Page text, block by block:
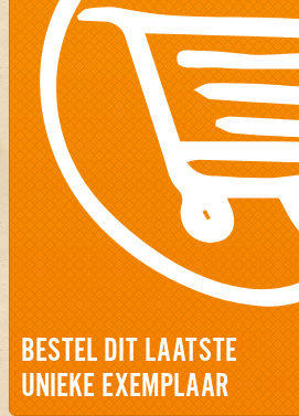
BESTEL DIT LAATSTE
UNIEKE EXEMPLAAR